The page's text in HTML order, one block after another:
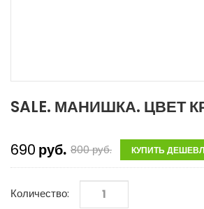
SALE. МАНИШКА. ЦВЕТ
690 руб. 800руб. КУПИТЬ
Количество: